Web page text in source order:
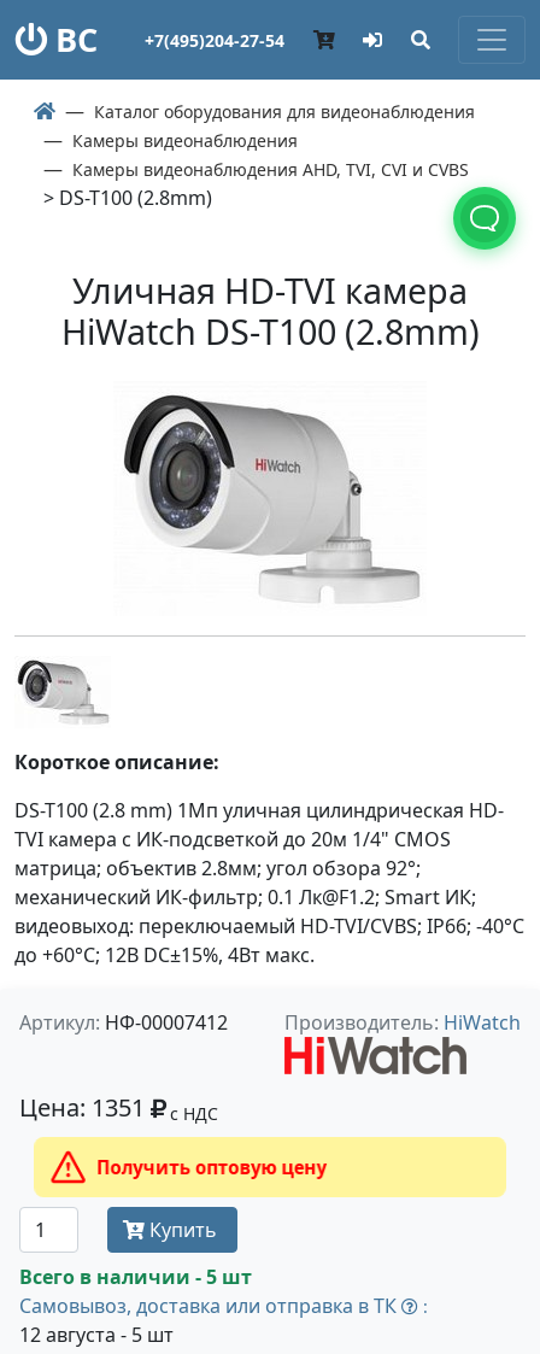
ВС +7(495)204-27-54
Каталог оборудования для видеонаблюдения
Камеры видеонаблюдения
Камеры видеонаблюдения AHD, TVI, CVI и CVBS
> DS-T100 (2.8mm)
Уличная HD-TVI камера
HiWatch DS-T100 (2.8mm)
Короткое описание:
DS-T100 (2.8 mm) 1Мп уличная цилиндрическая HD-
TVI камера с ИК-подсветкой до 20м 1/4" CMOS
матрица; объектив 2.8мм; угол обзора 92°;
механический ИК-фильтр; 0.1 Лк@F1.2; Smart ИК;
видеовыход: переключаемый HD-TVI/CVBS; IP66; -40°С
до +60°С; 12В DC±15%, 4Вт макс.
Артикул: НФ-00007412 Производитель: HiWatch
Цена: 1351 с НДС
Получить оптовую цену
Купить
Всего в наличии - 5 шт
Самовывоз, доставка или отправка в ТК
:
12 августа - 5 шт